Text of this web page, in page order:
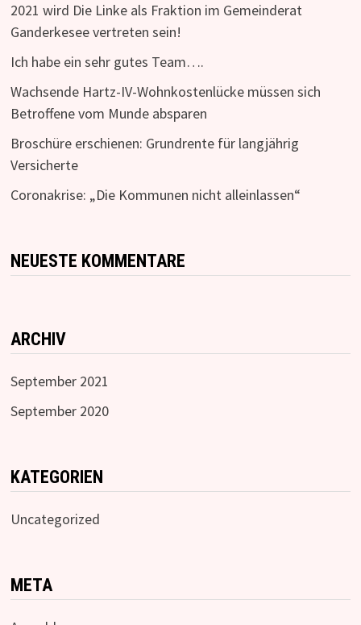
2021 wird Die Linke als Fraktion im Gemeinderat
Ganderkesee vertreten sein!
Ich habe ein sehr gutes Team….
Wachsende Hartz-IV-Wohnkostenlücke müssen sich
Betroffene vom Munde absparen
Broschüre erschienen: Grundrente für langjährig
Versicherte
Coronakrise: „Die Kommunen nicht alleinlassen“
NEUESTE KOMMENTARE
ARCHIV
September 2021
September 2020
KATEGORIEN
Uncategorized
META